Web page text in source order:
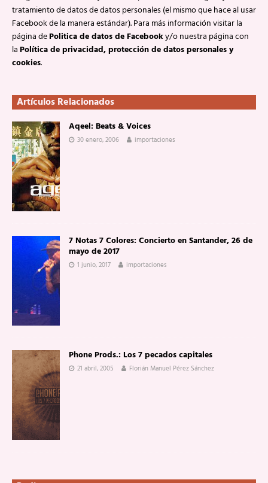
tratamiento de datos de datos personales (el mismo que hace al usar
Facebook de la manera estándar). Para más información visitar la
página dePolitica de datos de Facebooky/o nuestra página con
laPolítica de privacidad, protección de datos personales y
cookies.
Artículos Relacionados
Aqeel: Beats & Voices
30 enero, 2006 importaciones
7 Notas 7 Colores: Concierto en Santander, 26 de
mayo de 2017
1 junio, 2017 importaciones
Phone Prods.: Los 7 pecados capitales
21 abril, 2005 Florián Manuel Pérez Sánchez